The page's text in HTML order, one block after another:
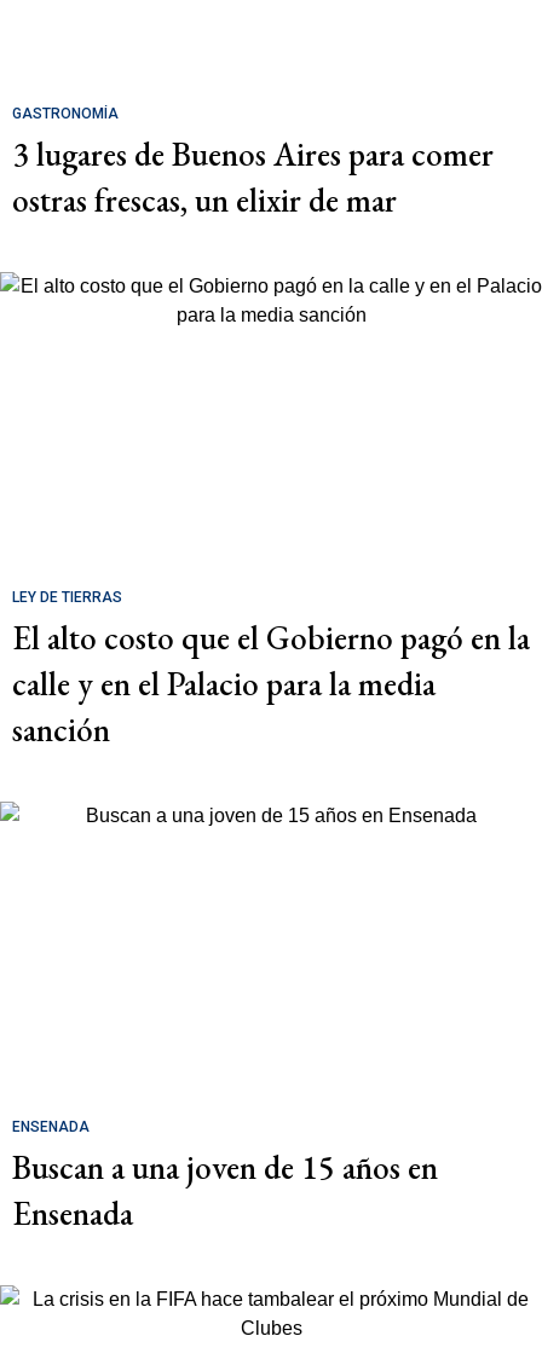
GASTRONOMÍA
3 lugares de Buenos Aires para comer
ostras frescas, un elixir de mar
LEY DE TIERRAS
El alto costo que el Gobierno pagó en la
calle y en el Palacio para la media
sanción
ENSENADA
Buscan a una joven de 15 años en
Ensenada